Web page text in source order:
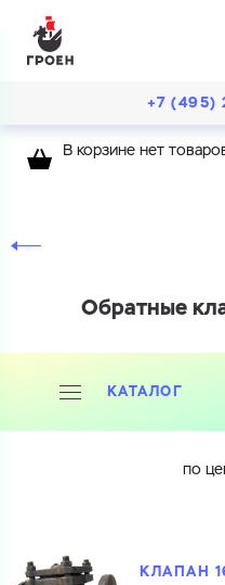
+7 (495)
В корзине нет
Обратные
КАТАЛОГ
по
КЛАПАН